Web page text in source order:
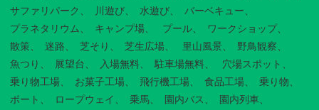
サファリパーク
川遊び 水遊び
バーベキュー
プラネタリウム
キャンプ場 プール
ワークショップ
散策
迷路 芝そり 芝生広場 里山風景
野鳥観察
魚つり
展望台 入場無料 駐車場無料
穴場スポット
乗り物工場
お菓子工場 飛行機工場 食品工場
乗り物
ボート
ロープウェイ 乗馬 園内バス 園内列車